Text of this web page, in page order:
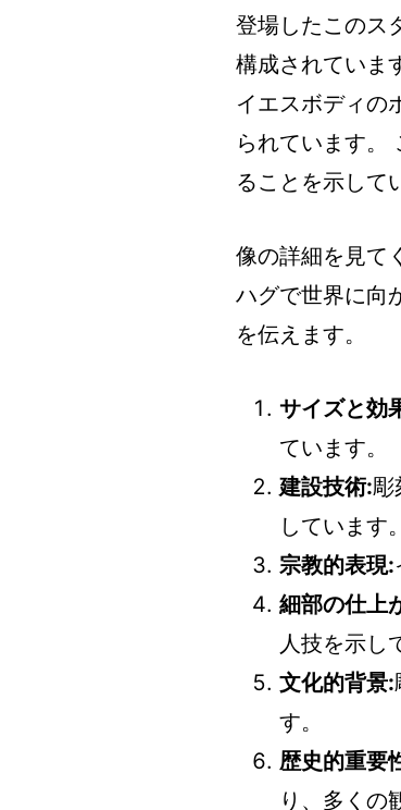
登場したこのス
構成されていま
イエスボディの
られています。
ることを示して
像の詳細を見て
ハグで世界に向
を伝えます。
サイズと効
ています。
建設技術:彫
しています。
宗教的表現:
細部の仕上
人技を示し
文化的背景:
す。
歴史的重要
り、多くの